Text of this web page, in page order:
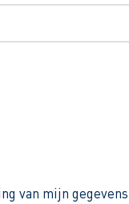
van mijn